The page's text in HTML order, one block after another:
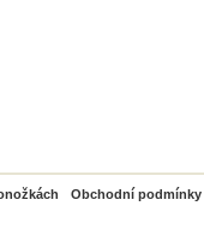
Obchodní podmínky
PayPal